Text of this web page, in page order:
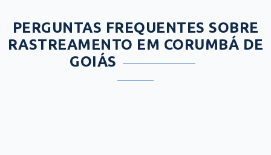
PERGUNTAS FREQUENTES SOBRE
RASTREAMENTO EM CORUMBÁ DE
GOIÁS